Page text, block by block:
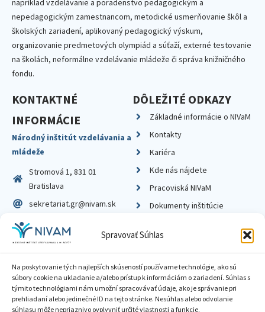
Spravovať Súhlas
Na poskytovanie tých najlepších skúseností používame technológie, ako sú
súbory cookie na ukladanie a/alebo prístup k informáciám o zariadení. Súhlas s
týmito technológiami nám umožní spracovávať údaje, ako je správanie pri
prehliadaní alebo jedinečné ID na tejto stránke. Nesúhlas alebo odvolanie
súhlasu môže nepriaznivo ovplyvniť určité vlastnosti a funkcie.
napríklad vzdelávanie a poradenstvo pedagogickým a
nepedagogickým zamestnancom, metodické usmerňovanie škôl a
školských zariadení, aplikovaný pedagogický výskum,
organizovanie predmetových olympiád a súťaží, externé testovanie
na školách, neformálne vzdelávanie mládeže či správa knižničného
fondu.
KONTAKTNÉ
INFORMÁCIE
Národný inštitút vzdelávania a
mládeže
Stromová 1, 831 01
Bratislava
sekretariat.gr@nivam.sk
IČO: 00164348
DIČ: 2020798714
DÔLEŽITÉ ODKAZY
Základné informácie o NIVaM
Kontakty
Kariéra
Kde nás nájdete
Pracoviská NIVaM
Dokumenty inštitúcie
Zásady ochrany súkromia